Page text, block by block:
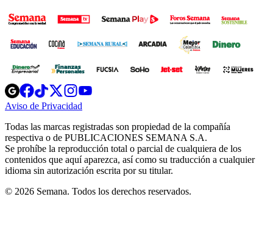
Opens
in
new
Opens
in
new
Opens
in
new
window
Opens
new
windowwindow
Aviso de Privacidad
new
window
Todas las marcas registradas son propiedad de la compañía
respectiva o de PUBLICACIONES SEMANA S.A.
Se prohíbe la reproducción total o parcial de cualquiera de los
contenidos que aquí aparezca, así como su traducción a cualquier
idioma sin autorización escrita por su titular.
© 2026 Semana. Todos los derechos reservados.